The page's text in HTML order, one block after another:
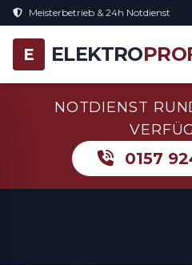
Meisterbetrieb & 24h Notdienst
E ELEKTRO
NOTDIENST
0157